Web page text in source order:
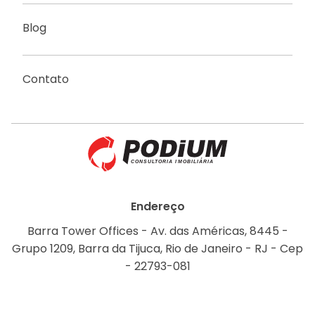
Blog
Contato
Endereço
Barra Tower Offices - Av. das Américas, 8445 -
Grupo 1209, Barra da Tijuca, Rio de Janeiro - RJ - Cep
- 22793-081